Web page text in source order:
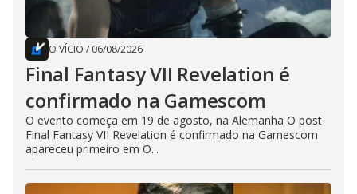
O VÍCIO / 06/08/2026
Final Fantasy VII Revelation é
confirmado na Gamescom
O evento começa em 19 de agosto, na Alemanha O post
Final Fantasy VII Revelation é confirmado na Gamescom
apareceu primeiro em O...